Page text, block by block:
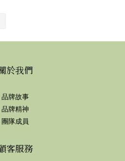
於我們
品牌故事
品牌精神
團隊成員
客服務